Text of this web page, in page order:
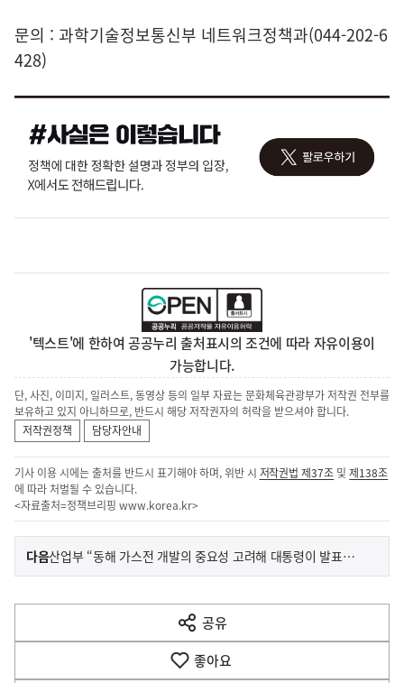
문의 : 과학기술정보통신부 네트워크정책과(044-202-6
428)
'텍스트'에 한하여 공공누리 출처표시의 조건에 따라 자유이용이
가능합니다.
단, 사진, 이미지, 일러스트, 동영상 등의 일부 자료는 문화체육관광부가 저작권 전부를
보유하고 있지 아니하므로, 반드시 해당 저작권자의 허락을 받으셔야 합니다.
저작권정책
담당자안내
기사 이용 시에는 출처를 반드시 표기해야 하며, 위반 시 저작권법 제37조 및제138조
에 따라 처벌될 수 있습니다.
<자료출처=정책브리핑 www.korea.kr>
이
전
다
음
다음기
사
산업부 “동해 가스전 개발의 중요성 고려해 대통령이 발표한 것”
공유
열
기
좋아요